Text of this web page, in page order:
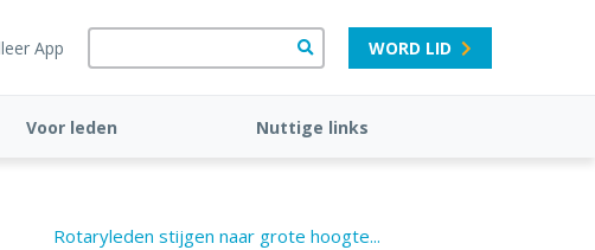
App WORD LID
Voor leden Nuttige links
Rotaryleden stijgen naar grote hoogte...